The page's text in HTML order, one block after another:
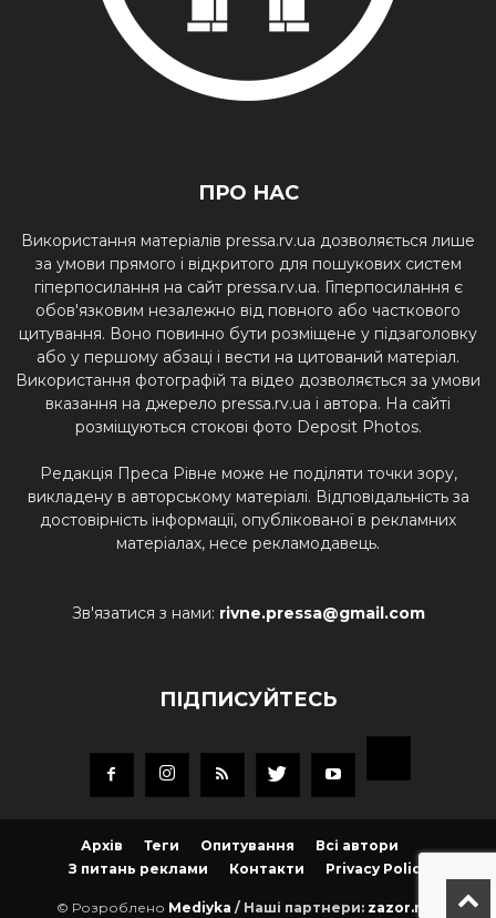
ПРО НАС
Використання матеріалів pressa.rv.ua дозволяється лише
за умови прямого і відкритого для пошукових систем
гіперпосилання на сайт pressa.rv.ua. Гіперпосилання є
обов'язковим незалежно від повного або часткового
цитування. Воно повинно бути розміщене у підзаголовку
або у першому абзаці і вести на цитований матеріал.
Використання фотографій та відео дозволяється за умови
вказання на джерело pressa.rv.ua і автора. На сайті
розміщуються стокові фото Deposit Photos.
Редакція Преса Рівне може не поділяти точки зору,
викладену в авторському матеріалі. Відповідальність за
достовірність інформації, опублікованої в рекламних
матеріалах, несе рекламодавець.
Зв'язатися з нами: rivne.pressa@gmail.com
ПІДПИСУЙТЕСЬ
Архів Теги Опитування
Всі автори
З питань реклами
Контакти Privacy Policy
© Розроблено Mediyka / Наші партнери: zazor.net